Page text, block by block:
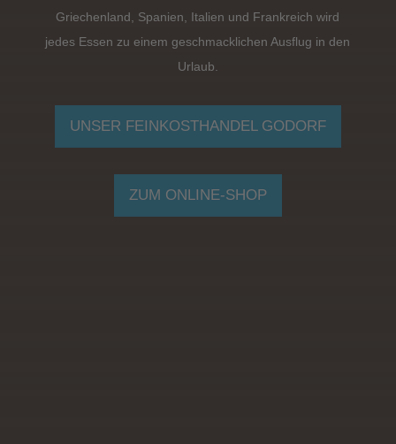
Griechenland, Spanien, Italien und Frankreich wird
jedes Essen zu einem geschmacklichen Ausflug in den
Urlaub.
UNSER FEINKOSTHANDEL GODORF
ZUM ONLINE-SHOP